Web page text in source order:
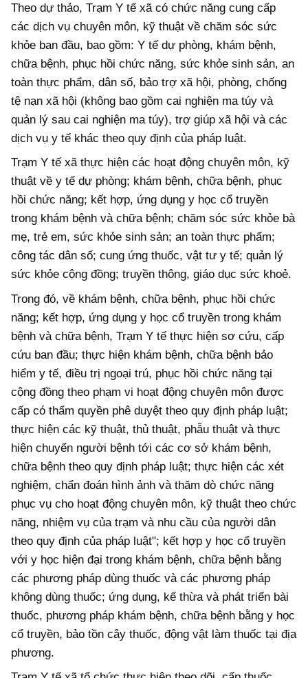
Theo dự thảo, Trạm Y tế xã có chức năng cung cấp
các dịch vụ chuyên môn, kỹ thuật về chăm sóc sức
khỏe ban đầu, bao gồm: Y tế dự phòng, khám bệnh,
chữa bệnh, phục hồi chức năng, sức khỏe sinh sản, an
toàn thực phẩm, dân số, bảo trợ xã hội, phòng, chống
tệ nạn xã hội (không bao gồm cai nghiện ma túy và
quản lý sau cai nghiện ma túy), trợ giúp xã hội và các
dịch vụ y tế khác theo quy định của pháp luật.
Trạm Y tế xã thực hiện các hoạt động chuyên môn, kỹ
thuật về y tế dự phòng; khám bệnh, chữa bệnh, phục
hồi chức năng; kết hợp, ứng dụng y học cổ truyền
trong khám bệnh và chữa bệnh; chăm sóc sức khỏe bà
mẹ, trẻ em, sức khỏe sinh sản; an toàn thực phẩm;
công tác dân số; cung ứng thuốc, vật tư y tế; quản lý
sức khỏe cộng đồng; truyền thông, giáo dục sức khoẻ.
Trong đó, về khám bệnh, chữa bệnh, phục hồi chức
năng; kết hợp, ứng dụng y học cổ truyền trong khám
bệnh và chữa bệnh, Trạm Y tế thực hiện sơ cứu, cấp
cứu ban đầu; thực hiện khám bệnh, chữa bệnh bảo
hiểm y tế, điều trị ngoại trú, phục hồi chức năng tại
cộng đồng theo phạm vi hoạt động chuyên môn được
cấp có thẩm quyền phê duyệt theo quy định pháp luật;
thực hiện các kỹ thuật, thủ thuật, phẫu thuật và thực
hiện chuyển người bệnh tới các cơ sở khám bệnh,
chữa bệnh theo quy định pháp luật; thực hiện các xét
nghiệm, chẩn đoán hình ảnh và thăm dò chức năng
phục vụ cho hoạt động chuyên môn, kỹ thuật theo chức
năng, nhiệm vụ của trạm và nhu cầu của người dân
theo quy định của pháp luật"; kết hợp y học cổ truyền
với y học hiện đại trong khám bệnh, chữa bệnh bằng
các phương pháp dùng thuốc và các phương pháp
không dùng thuốc; ứng dụng, kế thừa và phát triển bài
thuốc, phương pháp khám bệnh, chữa bệnh bằng y học
cổ truyền, bảo tồn cây thuốc, động vật làm thuốc tại địa
phương.